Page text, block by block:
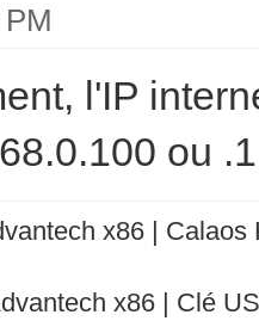
l'IP
ou
x86 |
x86 | Clé